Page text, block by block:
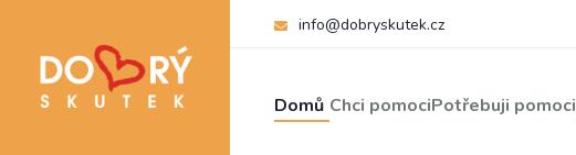
info@dobryskutek.cz
Domů Chci pomociPotřebuji pomoci